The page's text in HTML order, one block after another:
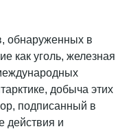
обнаруженных в
как уголь, железная
добыча этих
подписанный в
действия и